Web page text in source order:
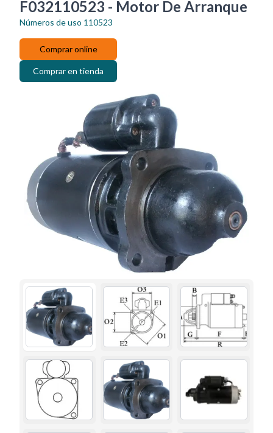
F032110523 - Motor De Arranque
Números de uso 110523
Comprar online
Comprar en tienda